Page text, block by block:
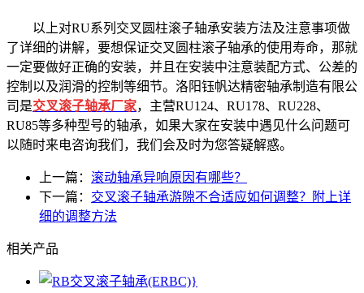
以上对RU系列交叉圆柱滚子轴承安装方法及注意事项做
了详细的讲解，要想保证交叉圆柱滚子轴承的使用寿命，那就
一定要做好正确的安装，并且在安装中注意装配方式、公差的
控制以及润滑的控制等细节。洛阳钰帆达精密轴承制造有限公
司是交叉滚子轴承厂家，主营RU124、RU178、RU228、
RU85等多种型号的轴承，如果大家在安装中遇见什么问题可
以随时来电咨询我们，我们会及时为您答疑解惑。
上一篇： 滚动轴承异响原因有哪些？
下一篇： 交叉滚子轴承游隙不合适应如何调整？附上详
细的调整方法
相关产品